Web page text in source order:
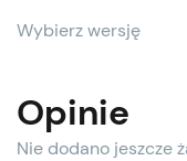
Wybierz wersję
Opinie
Nie dodano jeszcze